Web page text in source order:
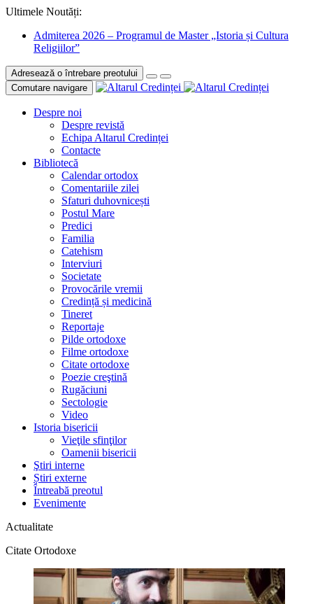
Ultimele Noutăți:
Admiterea 2026 – Programul de Master „Istoria și Cultura
Religiilor”
Adresează o întrebare preotului
Comutare navigare
Despre noi
Despre revistă
Echipa Altarul Credinței
Contacte
Bibliotecă
Calendar ortodox
Comentariile zilei
Sfaturi duhovnicești
Postul Mare
Predici
Familia
Catehism
Interviuri
Societate
Provocările vremii
Credință și medicină
Tineret
Reportaje
Pilde ortodoxe
Filme ortodoxe
Citate ortodoxe
Poezie creştină
Rugăciuni
Sectologie
Video
Istoria bisericii
Vieţile sfinţilor
Oamenii bisericii
Ştiri interne
Știri externe
Întreabă preotul
Evenimente
Actualitate
Citate Ortodoxe